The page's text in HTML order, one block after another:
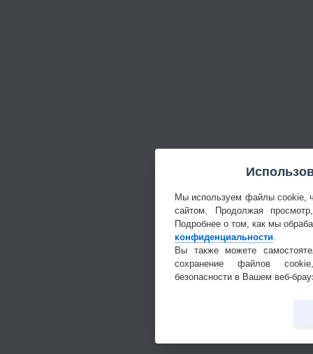
Мы используем файлы cookie,
сайтом. Продолжая
Подробнее о том, как мы
конфиденциальности
Вы также можете
сохранение файлов
безопасности в Вашем веб-